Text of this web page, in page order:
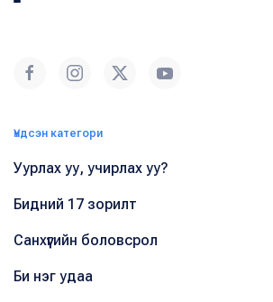
Үндсэн категори
Уурлах уу, учирлах уу?
Бидний 17 зорилт
Санхүүгийн боловсрол
Би нэг удаа